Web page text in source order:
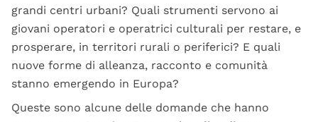
grandi centri urbani? Quali strumenti servono ai
giovani operatori e operatrici culturali per restare, e
prosperare, in territori rurali o periferici? E quali
nuove forme di alleanza, racconto e comunità
stanno emergendo in Europa?
Queste sono alcune delle domande che hanno